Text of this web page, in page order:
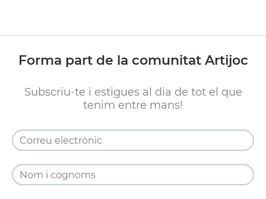
Forma part de la comunitat Artijoc
Subscriu-te i estigues al dia de tot el que
tenim entre mans!